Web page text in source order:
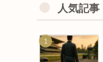
人気記事